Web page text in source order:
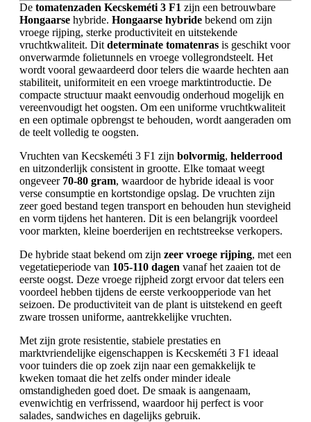
De tomatenzaden Kecskeméti 3 F1 zijn een betrouwbare
Hongaarse hybride. Hongaarse hybride bekend om zijn
vroege rijping, sterke productiviteit en uitstekende
vruchtkwaliteit. Dit determinate tomatenras is geschikt voor
onverwarmde folietunnels en vroege vollegrondsteelt. Het
wordt vooral gewaardeerd door telers die waarde hechten aan
stabiliteit, uniformiteit en een vroege marktintroductie. De
compacte structuur maakt eenvoudig onderhoud mogelijk en
vereenvoudigt het oogsten. Om een uniforme vruchtkwaliteit
en een optimale opbrengst te behouden, wordt aangeraden om
de teelt volledig te oogsten.
Vruchten van Kecskeméti 3 F1 zijn bolvormig, helderrood
en uitzonderlijk consistent in grootte. Elke tomaat weegt
ongeveer 70-80 gram, waardoor de hybride ideaal is voor
verse consumptie en kortstondige opslag. De vruchten zijn
zeer goed bestand tegen transport en behouden hun stevigheid
en vorm tijdens het hanteren. Dit is een belangrijk voordeel
voor markten, kleine boerderijen en rechtstreekse verkopers.
De hybride staat bekend om zijn zeer vroege rijping, met een
vegetatieperiode van 105-110 dagen vanaf het zaaien tot de
eerste oogst. Deze vroege rijpheid zorgt ervoor dat telers een
voordeel hebben tijdens de eerste verkoopperiode van het
seizoen. De productiviteit van de plant is uitstekend en geeft
zware trossen uniforme, aantrekkelijke vruchten.
Met zijn grote resistentie, stabiele prestaties en
marktvriendelijke eigenschappen is Kecskeméti 3 F1 ideaal
voor tuinders die op zoek zijn naar een gemakkelijk te
kweken tomaat die het zelfs onder minder ideale
omstandigheden goed doet. De smaak is aangenaam,
evenwichtig en verfrissend, waardoor hij perfect is voor
salades, sandwiches en dagelijks gebruik.